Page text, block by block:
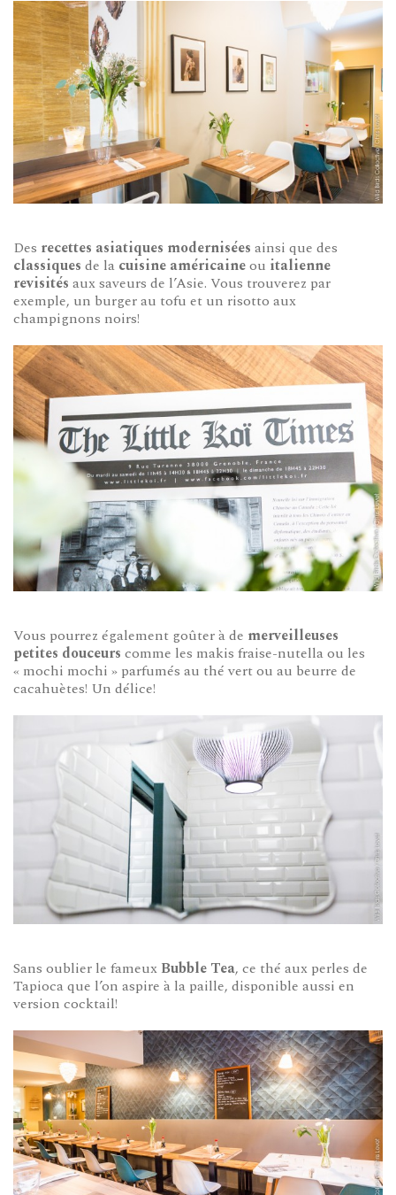
Des recettes asiatiques modernisées ainsi que des
classiques de la cuisine américaineou italienne
revisités aux saveurs de l’Asie. Vous trouverez par
exemple, un burger au tofu et un risotto aux
champignons noirs!
Vous pourrez également goûter à de merveilleuses
petites douceurs comme les makis fraise-nutella ou les
« mochi mochi » parfumés au thé vert ou au beurre de
cacahuètes! Un délice!
Sans oublier le fameux Bubble Tea, ce thé aux perles de
Tapioca que l’on aspire à la paille, disponible aussi en
version cocktail!